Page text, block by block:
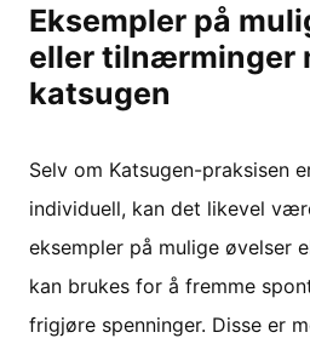
Eksempler på
eller tilnærminger
katsugen
Selv om Katsugen-praksisen
individuell, kan det likevel
eksempler på mulige øvelser
kan brukes for å fremme
frigjøre spenninger. Disse er